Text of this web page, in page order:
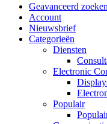
Geavanceerd zoeken
Account
Nieuwsbrief
Categorieën
Diensten
Electronic
Populair